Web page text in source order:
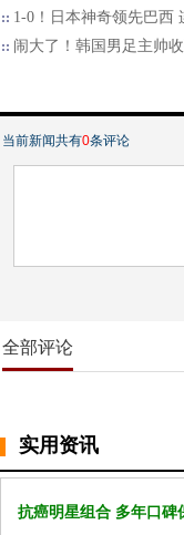
1-0！日本神奇领先巴西
闹大了！韩国男足主帅
当前新闻共有0条评论
全部评论
实用资讯
抗癌明星组合 多年口碑